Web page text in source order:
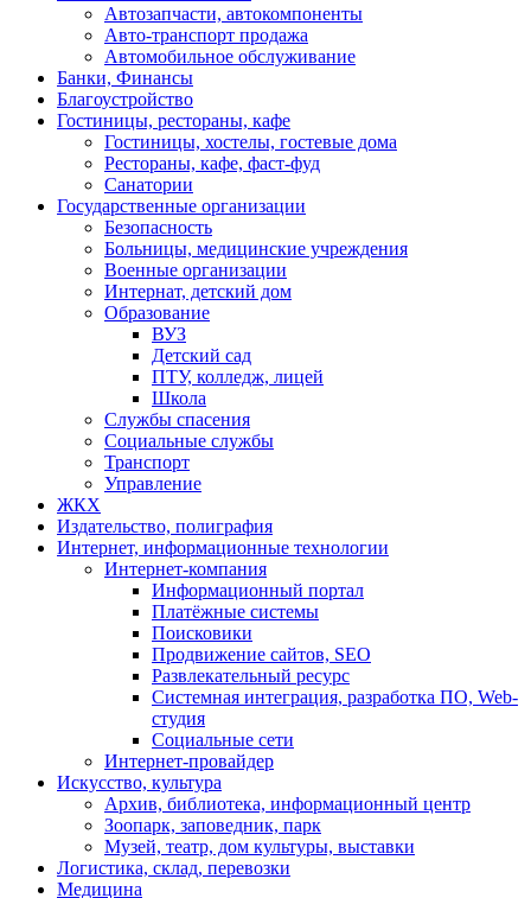
Автозапчасти, автокомпоненты
Авто-транспорт продажа
Автомобильное обслуживание
Банки, Финансы
Благоустройство
Гостиницы, рестораны, кафе
Гостиницы, хостелы, гостевые дома
Рестораны, кафе, фаст-фуд
Санатории
Государственные организации
Безопасность
Больницы, медицинские учреждения
Военные организации
Интернат, детский дом
Образование
ВУЗ
Детский сад
ПТУ, колледж, лицей
Школа
Службы спасения
Социальные службы
Транспорт
Управление
ЖКХ
Издательство, полиграфия
Интернет, информационные технологии
Интернет-компания
Информационный портал
Платёжные системы
Поисковики
Продвижение сайтов, SEO
Развлекательный ресурс
Системная интеграция, разработка ПО, Web-
студия
Социальные сети
Интернет-провайдер
Искусство, культура
Архив, библиотека, информационный центр
Зоопарк, заповедник, парк
Музей, театр, дом культуры, выставки
Логистика, склад, перевозки
Медицина